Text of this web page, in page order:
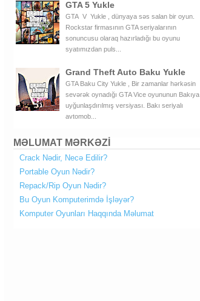
GTA 5 Yukle
GTA V Yukle , dünyaya səs salan bir oyun.
Rockstar firmasının GTA seriyalarının
sonuncusu olaraq hazırladığı bu oyunu
syatımızdan puls...
Grand Theft Auto Baku Yukle
GTA Baku City Yukle , Bir zamanlar hərkəsin
sevərək oynadığı GTA Vice oyununun Bakıya
uyğunlaşdırılmış versiyası. Bakı seriyalı
avtomob...
MƏLUMAT MƏRKƏZİ
Crack Nədir, Necə Edilir?
Portable Oyun Nədir?
Repack/Rip Oyun Nədir?
Bu Oyun Komputerimdə İşləyər?
Komputer Oyunları Haqqında Məlumat